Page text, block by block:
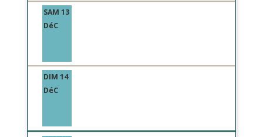
SAM 13
DéC
DIM 14
DéC